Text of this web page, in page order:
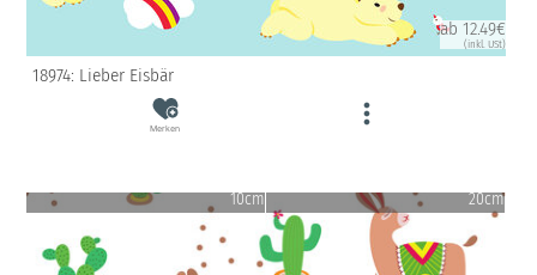
ab 12.49€
(inkl. USt)
18974: Lieber Eisbär
Merken
10cm 20cm